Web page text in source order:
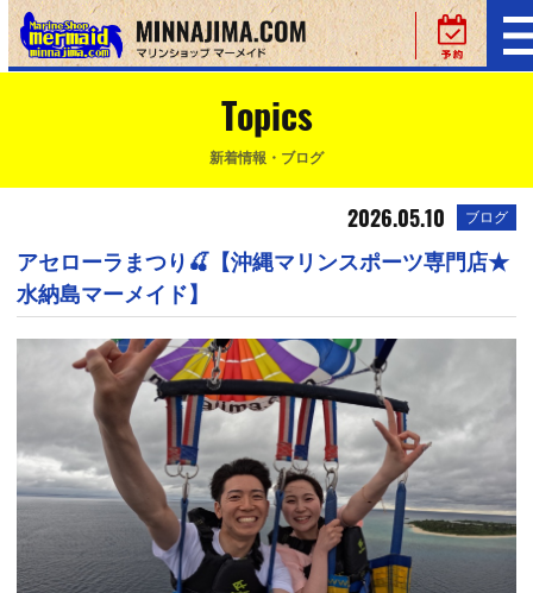
Topics
新着情報・ブログ
2026.05.10 ブログ
アセローラまつり🍒【沖縄マリンスポーツ専門店★
水納島マーメイド】